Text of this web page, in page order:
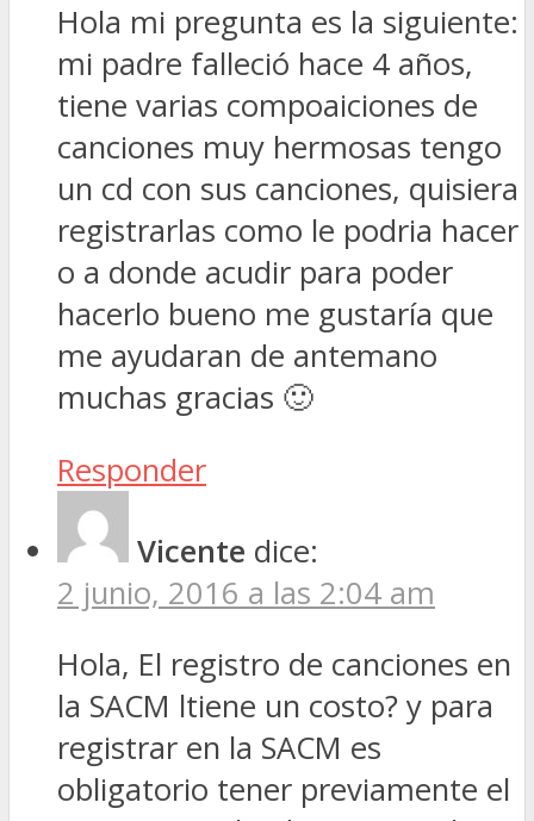
Hola mi pregunta es la siguiente:
mi padre falleció hace 4 años,
tiene varias compoaiciones de
canciones muy hermosas tengo
un cd con sus canciones, quisiera
registrarlas como le podria hacer
o a donde acudir para poder
hacerlo bueno me gustaría que
me ayudaran de antemano
muchas gracias 🙂
Responder
Vicente dice:
2 junio, 2016 a las 2:04 am
Hola, El registro de canciones en
la SACM ltiene un costo? y para
registrar en la SACM es
obligatorio tener previamente el